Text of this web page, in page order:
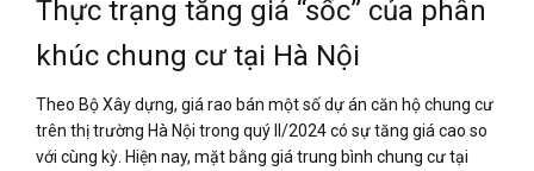
Thực trạng tăng giá “sốc” của phân
khúc chung cư tại Hà Nội
Theo Bộ Xây dựng, giá rao bán một số dự án căn hộ chung cư
trên thị trường Hà Nội trong quý II/2024 có sự tăng giá cao so
với cùng kỳ. Hiện nay, mặt bằng giá trung bình chung cư tại